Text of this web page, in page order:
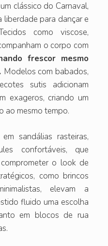
clássico do Carnaval,
para dançar e
como viscose,
o corpo com
frescor mesmo
Modelos com babados,
sutis adicionam
exageros, criando um
ao mesmo tempo.
sandálias rasteiras,
confortáveis, que
o look de
como brincos
elevam a
fluido uma escolha
em blocos de rua